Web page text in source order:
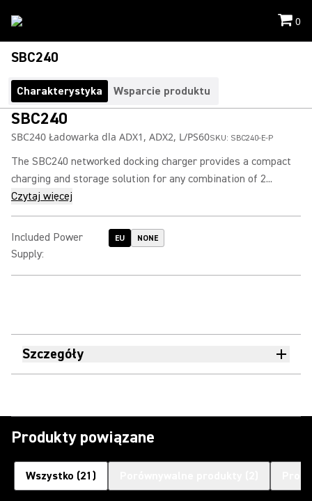
0
SBC240
Charakterystyka Wsparcie produktu
SBC240
SBC240 Ładowarka dla ADX1, ADX2, L/PS60SKU: SBC240-E-P
The SBC240 networked docking charger provides a compact
charging and storage solution for any combination of 2...
Czytaj więcej
Included Power
Supply:
EU NONE
Szczegóły
Produkty powiązane
Wszystko (21 )